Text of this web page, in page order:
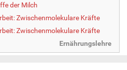
der Milch
Zwischenmolekulare Kräfte
Zwischenmolekulare Kräfte
Ernährungslehre